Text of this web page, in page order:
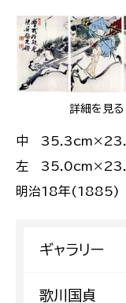
詳細を見る
中
左
明治18年(1885)
ギャラリー
歌川国貞